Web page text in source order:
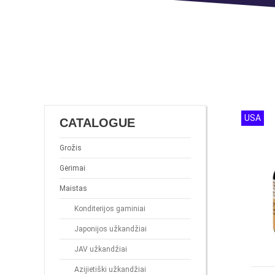
CATALOGUE
Grožis
Gėrimai
Maistas
Konditerijos gaminiai
Japonijos užkandžiai
JAV užkandžiai
Azijietiški užkandžiai
USA